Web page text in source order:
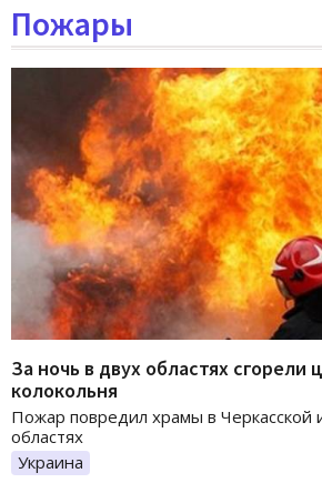
Пожары
За ночь в двух областях сгорели
колокольня
Пожар повредил храмы в Черкасской
областях
Украина